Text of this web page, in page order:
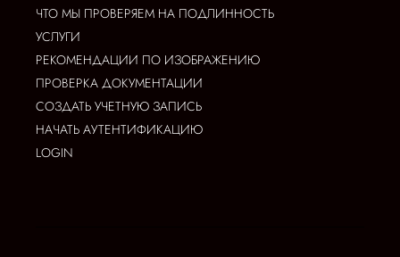
ЧТО МЫ ПРОВЕРЯЕМ НА ПОДЛИННОСТЬ
УСЛУГИ
РЕКОМЕНДАЦИИ ПО ИЗОБРАЖЕНИЮ
ПРОВЕРКА ДОКУМЕНТАЦИИ
СОЗДАТЬ УЧЕТНУЮ ЗАПИСЬ
НАЧАТЬ АУТЕНТИФИКАЦИЮ
LOGIN